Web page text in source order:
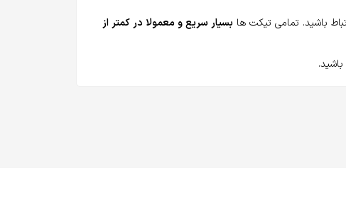
باشید. تمامی تیکت ها بسیار سریع و معمولا در کمتر از